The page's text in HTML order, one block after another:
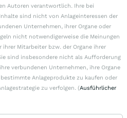
Autoren verantwortlich. Ihre bei
sind nicht von Anlageinteressen der
Unternehmen, ihrer Organe oder
nicht notwendigerweise die Meinungen
Mitarbeiter bzw. der Organe ihrer
sind insbesondere nicht als Aufforderung
verbundenen Unternehmen, ihre Organe
Anlageprodukte zu kaufen oder
zu verfolgen. (Ausführlicher